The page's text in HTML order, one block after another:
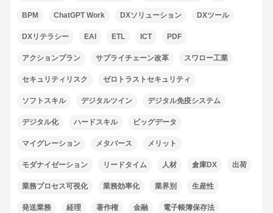
BPM ChatGPT Work DXソリューション DXツール
DXリテラシー EAI ETL ICT PDF
アクションプラン サプライチェーン改革 スワロー工業
セキュリティリスク ゼロトラストセキュリティ
ソフトスキル デジタルツイン デジタル免疫システム
デジタル化 ハードスキル ビッグデータ
マイグレーション メタバース メリット
モダナイゼーション リードタイム 人材 倉庫DX 出荷
業務プロセス可視化 業務効率化 業界別 生産性
発送業務 経理 著作権 金融 電子帳簿保存法